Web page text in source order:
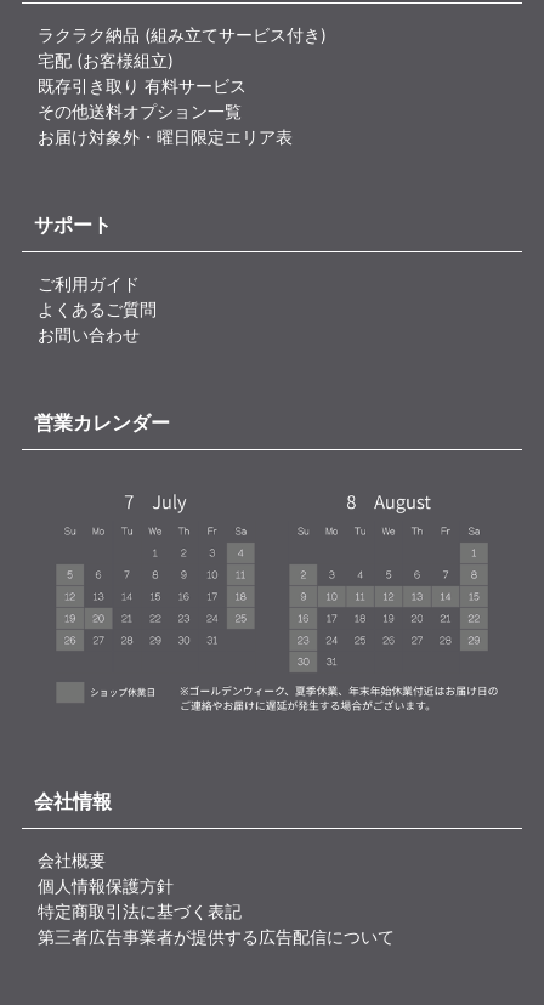
ラクラク納品 (組み立てサービス付き)
宅配 (お客様組立)
既存引き取り 有料サービス
その他送料オプション一覧
お届け対象外・曜日限定エリア表
サポート
ご利用ガイド
よくあるご質問
お問い合わせ
営業カレンダー
会社情報
会社概要
個人情報保護方針
特定商取引法に基づく表記
第三者広告事業者が提供する広告配信について